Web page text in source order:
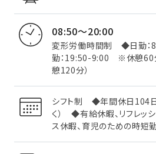
08:50～20:00
変形労働時間制 ◆日勤
勤：19:50-9:00 ※休憩60
憩120分）
シフト制 ◆年間休日104
く） ◆有給休暇、リフレッシ
ス休暇、育児のための時短